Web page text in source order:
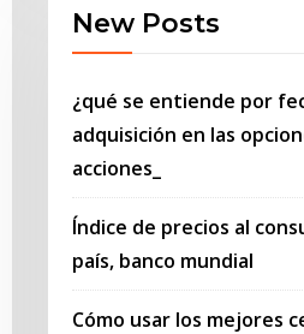
New Posts
¿qué se entiende por
adquisición en las
acciones_
Índice de precios al
país, banco mundial
Cómo usar los mejores